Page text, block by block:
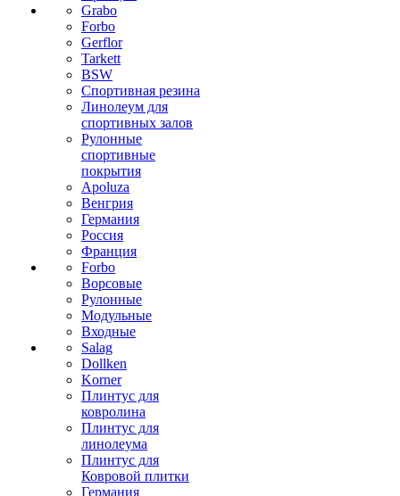
Grabo
Forbo
Gerflor
Tarkett
BSW
Спортивная резина
Линолеум для
спортивных залов
Рулонные
спортивные
покрытия
Apoluza
Венгрия
Германия
Россия
Франция
Forbo
Ворсовые
Рулонные
Модульные
Входные
Salag
Dollken
Korner
Плинтус для
ковролина
Плинтус для
линолеума
Плинтус для
Ковровой плитки
Германия